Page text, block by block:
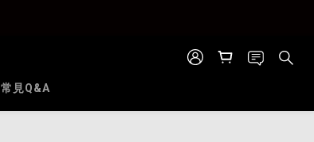
常見Q&A